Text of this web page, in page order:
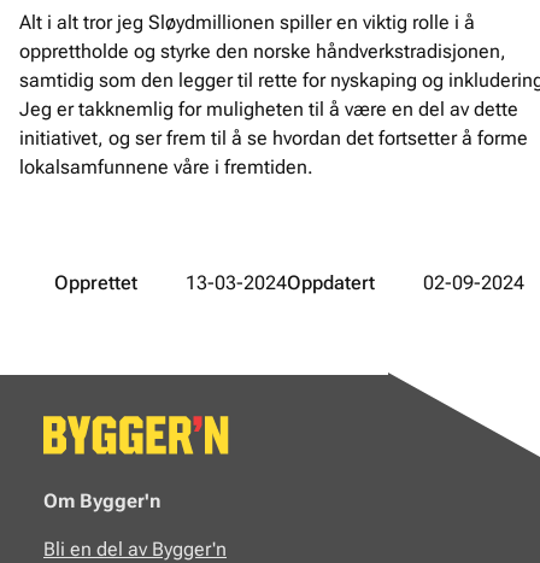
Alt i alt tror jeg Sløydmillionen spiller en viktig rolle i å
opprettholde og styrke den norske håndverkstradisjonen,
samtidig som den legger til rette for nyskaping og
Jeg er takknemlig for muligheten til å være en del av dette
initiativet, og ser frem til å se hvordan det fortsetter å forme
lokalsamfunnene våre i fremtiden.
Opprettet 13-03-2024Oppdatert 02-09-2024
Om Bygger'n
Bli en del av Bygger'n